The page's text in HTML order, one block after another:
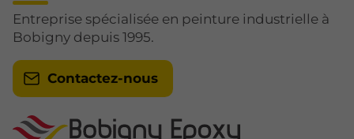
Entreprise spécialisée en peinture industrielle à
Bobigny depuis 1995.
Contactez-nous